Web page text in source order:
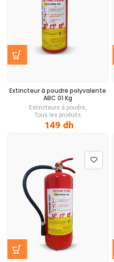
Extincteur à poudre polyvalente
ABC 01 Kg
Extincteurs à poudre,
Tous les produits
149 dh